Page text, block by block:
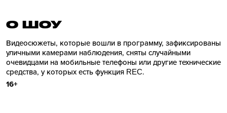
О ШОУ
Видеосюжеты, которые вошли в программу, зафиксированы
уличными камерами наблюдения, сняты случайными
очевидцами на мобильные телефоны или другие технические
средства, у которых есть функция REC.
16+